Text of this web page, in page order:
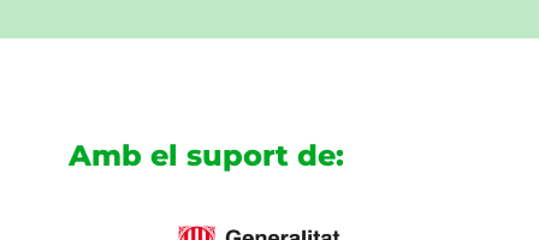
Amb el suport de: